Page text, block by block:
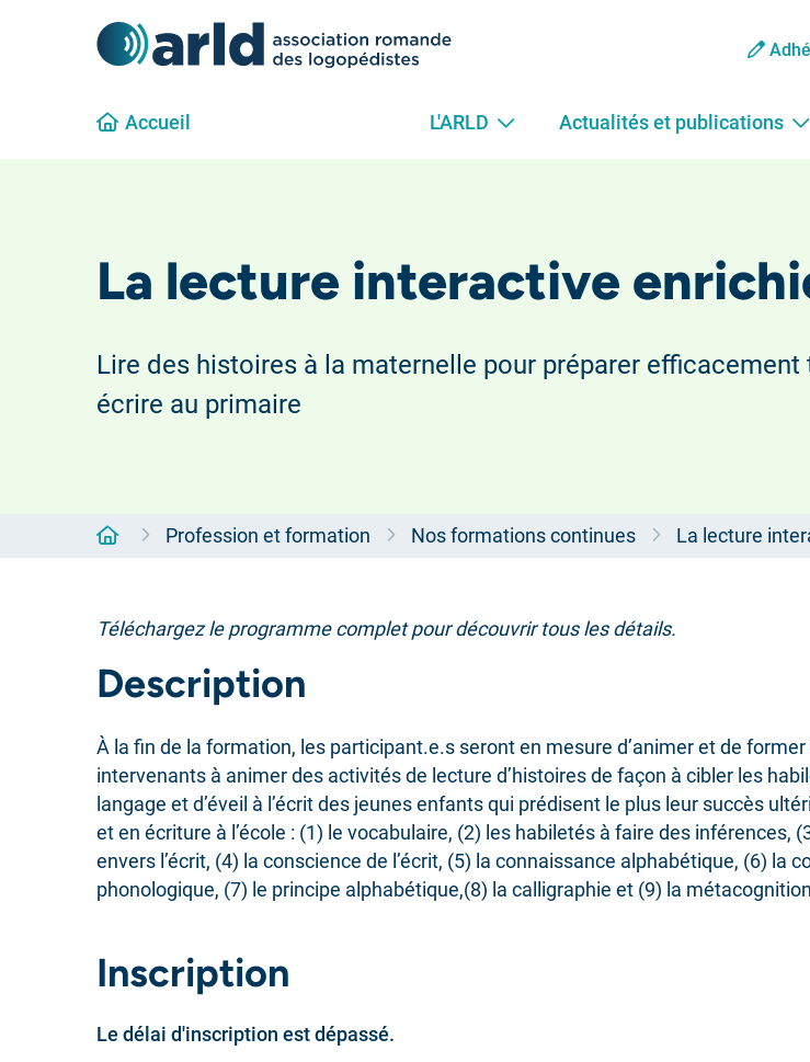
Accueil L'ARLD Actualités et publications
La lecture interactive
Lire des histoires à la maternelle pour préparer
écrire au primaire
AccueilProfession et formation Nos formations continues La lecture
Téléchargez le programme complet pour découvrir tous les détails.
Description
À la fin de la formation, les participant.e.s seront en mesure d’animer et de former
intervenants à animer des activités de lecture d’histoires de façon à cibler les
langage et d’éveil à l’écrit des jeunes enfants qui prédisent le plus leur succès
et en écriture à l’école : (1) le vocabulaire, (2) les habiletés à faire des inférences,
envers l’écrit, (4) la conscience de l’écrit, (5) la connaissance alphabétique, (6) la
phonologique, (7) le principe alphabétique,(8) la calligraphie et (9) la
Inscription
Le délai d'inscription est dépassé.